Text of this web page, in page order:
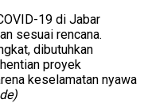
19 di Jabar
sesuai rencana.
dibutuhkan
proyek
keselamatan nyawa